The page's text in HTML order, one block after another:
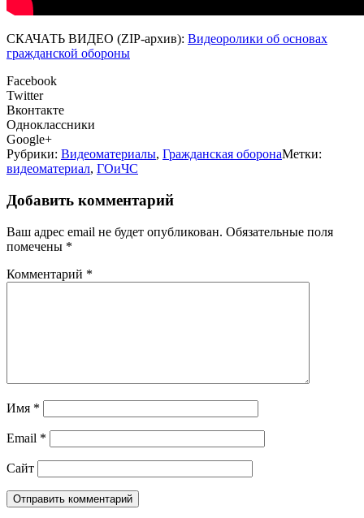
СКАЧАТЬ ВИДЕО (ZIP-архив): Видеоролики об основах
гражданской обороны
Facebook
Twitter
Вконтакте
Одноклассники
Google+
Рубрики: Видеоматериалы, Гражданская оборонаМетки:
видеоматериал, ГОиЧС
Добавить комментарий
Ваш адрес email не будет опубликован. Обязательные поля
помечены *
Комментарий *
Имя *
Email *
Сайт